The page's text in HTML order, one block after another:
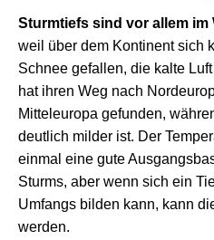
Sturmtiefs sind vor allem
weil über dem Kontinent sich
Schnee gefallen, die kalte
hat ihren Weg nach
Mitteleuropa gefunden,
deutlich milder ist. Der
einmal eine gute
Sturms, aber wenn sich ein
Umfangs bilden kann, kann
werden.